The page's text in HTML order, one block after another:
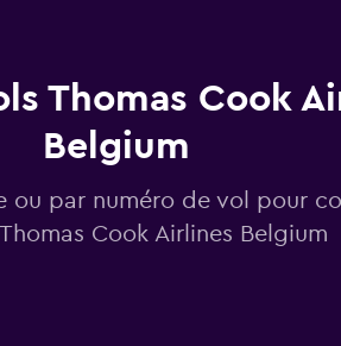
Thomas Cook
Belgium
ou par numéro de vol pour
Cook Airlines Belgium